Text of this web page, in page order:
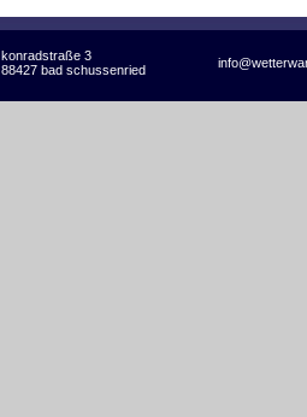
konradstraße 3
88427 bad schussenried